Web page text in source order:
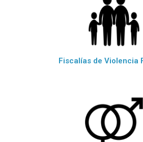
Fiscalías de Violencia